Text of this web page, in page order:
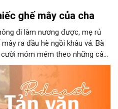
ghế mây của cha
đi làm nương được, mẹ rủ
ra đầu hè ngồi khâu vá. Bà
móm mém theo những câu
tôi. Chiếc ghế mây phát
nặng cơ thể con người theo